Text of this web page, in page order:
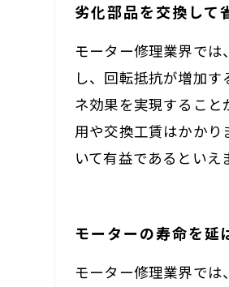
劣化部品を交換して
モーター修理業界で
し、回転抵抗が増加
ネ効果を実現するこ
用や交換工賃はかか
いて有益であるといえ
モーターの寿命を延
モーター修理業界では